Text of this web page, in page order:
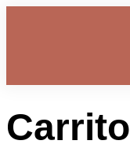
Carrito